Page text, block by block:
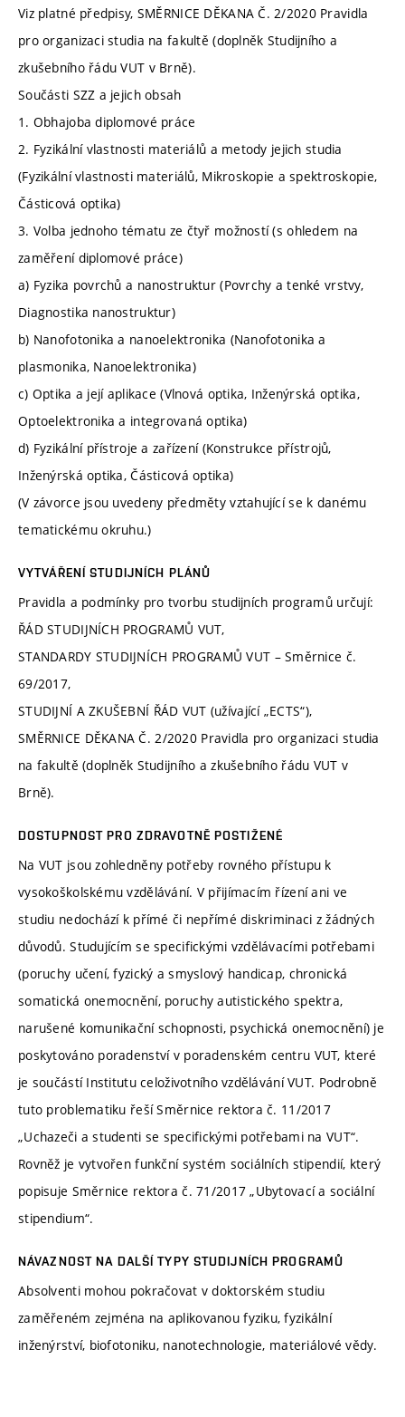
Viz platné předpisy, SMĚRNICE DĚKANA Č. 2/2020 Pravidla
pro organizaci studia na fakultě (doplněk Studijního a
zkušebního řádu VUT v Brně).
Součásti SZZ a jejich obsah
1. Obhajoba diplomové práce
2. Fyzikální vlastnosti materiálů a metody jejich studia
(Fyzikální vlastnosti materiálů, Mikroskopie a spektroskopie,
Částicová optika)
3. Volba jednoho tématu ze čtyř možností (s ohledem na
zaměření diplomové práce)
a) Fyzika povrchů a nanostruktur (Povrchy a tenké vrstvy,
Diagnostika nanostruktur)
b) Nanofotonika a nanoelektronika (Nanofotonika a
plasmonika, Nanoelektronika)
c) Optika a její aplikace (Vlnová optika, Inženýrská optika,
Optoelektronika a integrovaná optika)
d) Fyzikální přístroje a zařízení (Konstrukce přístrojů,
Inženýrská optika, Částicová optika)
(V závorce jsou uvedeny předměty vztahující se k danému
tematickému okruhu.)
VYTVÁŘENÍ STUDIJNÍCH PLÁNŮ
Pravidla a podmínky pro tvorbu studijních programů určují:
ŘÁD STUDIJNÍCH PROGRAMŮ VUT,
STANDARDY STUDIJNÍCH PROGRAMŮ VUT – Směrnice č.
69/2017,
STUDIJNÍ A ZKUŠEBNÍ ŘÁD VUT (užívající „ECTS“),
SMĚRNICE DĚKANA Č. 2/2020 Pravidla pro organizaci studia
na fakultě (doplněk Studijního a zkušebního řádu VUT v
Brně).
DOSTUPNOST PRO ZDRAVOTNĚ POSTIŽENÉ
Na VUT jsou zohledněny potřeby rovného přístupu k
vysokoškolskému vzdělávání. V přijímacím řízení ani ve
studiu nedochází k přímé či nepřímé diskriminaci z žádných
důvodů. Studujícím se specifickými vzdělávacími potřebami
(poruchy učení, fyzický a smyslový handicap, chronická
somatická onemocnění, poruchy autistického spektra,
narušené komunikační schopnosti, psychická onemocnění) je
poskytováno poradenství v poradenském centru VUT, které
je součástí Institutu celoživotního vzdělávání VUT. Podrobně
tuto problematiku řeší Směrnice rektora č. 11/2017
„Uchazeči a studenti se specifickými potřebami na VUT“.
Rovněž je vytvořen funkční systém sociálních stipendií, který
popisuje Směrnice rektora č. 71/2017 „Ubytovací a sociální
stipendium“.
NÁVAZNOST NA DALŠÍ TYPY STUDIJNÍCH PROGRAMŮ
Absolventi mohou pokračovat v doktorském studiu
zaměřeném zejména na aplikovanou fyziku, fyzikální
inženýrství, biofotoniku, nanotechnologie, materiálové vědy.